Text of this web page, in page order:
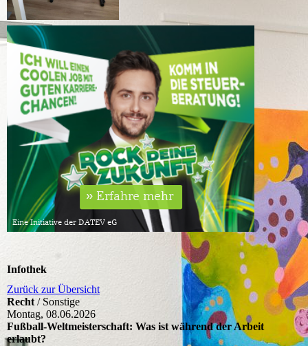
Infothek
Zurück zur Übersicht
Recht / Sonstige
Montag, 08.06.2026
Fußball-Weltmeisterschaft: Was ist während der Arbeit
erlaubt?